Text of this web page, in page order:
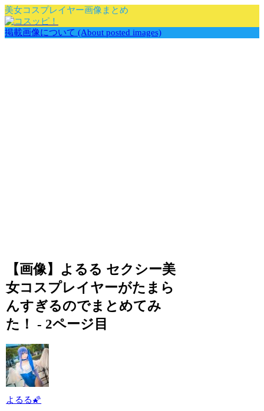
美女コスプレイヤー画像まとめ
掲載画像について (About posted images)
【画像】よるる セクシー美
女コスプレイヤーがたまら
んすぎるのでまとめてみ
た！ - 2ページ目
よるる🌠